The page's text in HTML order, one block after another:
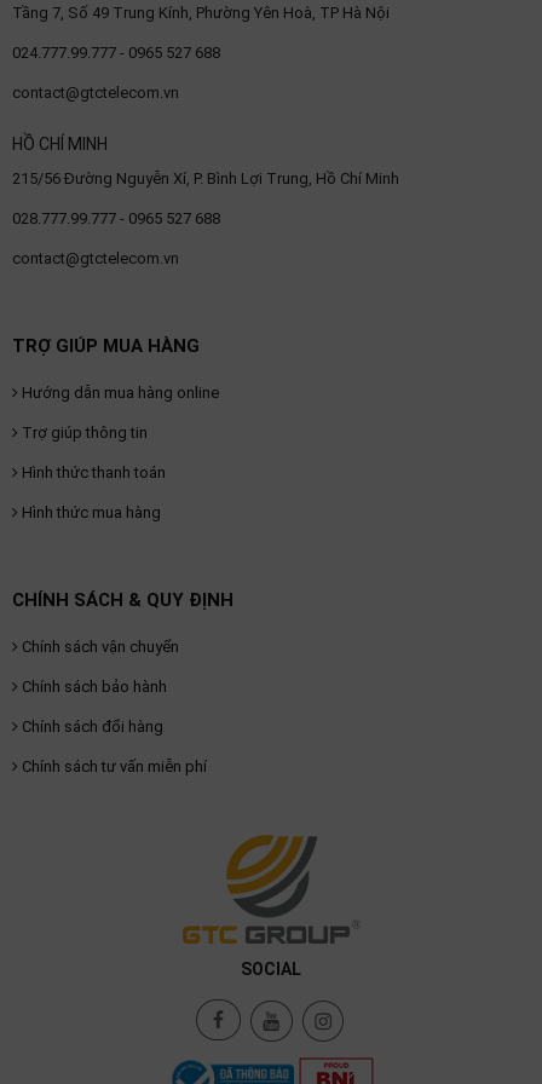
Tầng 7, Số 49 Trung Kính, Phường Yên Hoà, TP Hà Nội
024.777.99.777 - 0965 527 688
contact@gtctelecom.vn
HỒ CHÍ MINH
215/56 Đường Nguyễn Xí, P. Bình Lợi Trung, Hồ Chí Minh
028.777.99.777 - 0965 527 688
contact@gtctelecom.vn
TRỢ GIÚP MUA HÀNG
Hướng dẫn mua hàng online
Trợ giúp thông tin
Hình thức thanh toán
Hình thức mua hàng
CHÍNH SÁCH & QUY ĐỊNH
Chính sách vận chuyển
Chính sách bảo hành
Chính sách đổi hàng
Chính sách tư vấn miễn phí
SOCIAL
OTHOR
CATEGORY
Solution
Service
LANGUAGE
việt
English